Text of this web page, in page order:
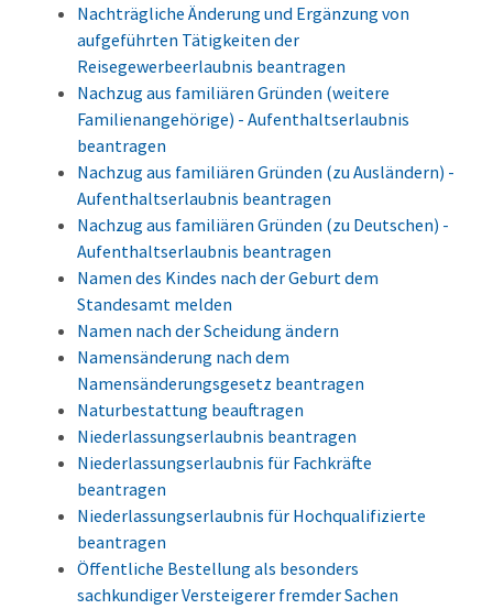
Nachträgliche Änderung und Ergänzung von
aufgeführten Tätigkeiten der
Reisegewerbeerlaubnis beantragen
Nachzug aus familiären Gründen (weitere
Familienangehörige) - Aufenthaltserlaubnis
beantragen
Nachzug aus familiären Gründen (zu Ausländern) -
Aufenthaltserlaubnis beantragen
Nachzug aus familiären Gründen (zu Deutschen) -
Aufenthaltserlaubnis beantragen
Namen des Kindes nach der Geburt dem
Standesamt melden
Namen nach der Scheidung ändern
Namensänderung nach dem
Namensänderungsgesetz beantragen
Naturbestattung beauftragen
Niederlassungserlaubnis beantragen
Niederlassungserlaubnis für Fachkräfte
beantragen
Niederlassungserlaubnis für Hochqualifizierte
beantragen
Öffentliche Bestellung als besonders
sachkundiger Versteigerer fremder Sachen